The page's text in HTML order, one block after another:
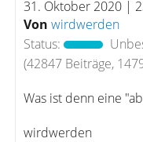
31. Oktober 2020 |
Von wirdwerden
Status:
(42847 Beiträge,
Was ist denn eine
wirdwerden